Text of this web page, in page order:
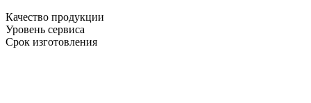
Качество продукции
Уровень сервиса
Срок изготовления